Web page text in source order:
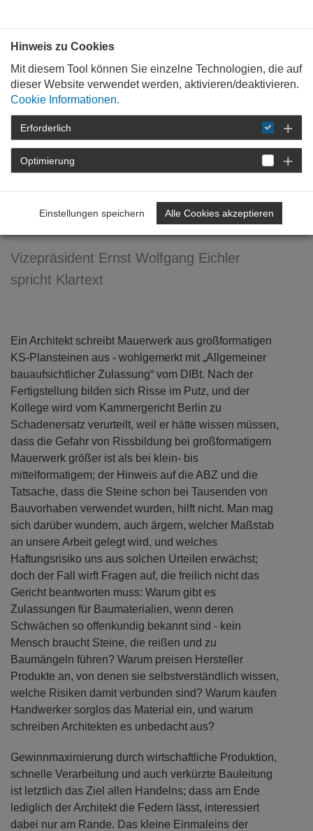
STARTSEITE DETAIL
Werbung? ... ab in die
Tonne!
Vizepräsident Ernst Wolfgang Eichler
spricht Klartext
Ein Architekt schreibt Mauerwerk aus großformatigen
KS-Plansteinen aus - wohlgemerkt mit „Allgemeiner
bauaufsichtlicher Zulassung“ vom DIBt. Nach der
Fertigstellung bilden sich Risse im Putz, und der
Kollege wird vom Kammergericht Berlin zu
Schadenersatz verurteilt, weil er hätte wissen müssen,
dass die Gefahr von Rissbildung bei großformatigem
Mauerwerk größer ist als bei klein- bis
mittelformatigem; der Hinweis auf die ABZ und die
Tatsache, dass die Steine schon bei Tausenden von
Bauvorhaben verwendet wurden, hilft nicht. Man mag
sich darüber wundern, auch ärgern, welcher Maßstab
an unsere Arbeit gelegt wird, und welches
Haftungsrisiko uns aus solchen Urteilen erwächst;
doch der Fall wirft Fragen auf, die freilich nicht das
Gericht beantworten muss: Warum gibt es
Zulassungen für Baumaterialien, wenn deren
Schwächen so offenkundig bekannt sind - kein
Mensch braucht Steine, die reißen und zu
Baumängeln führen? Warum preisen Hersteller
Produkte an, von denen sie selbstverständlich wissen,
welche Risiken damit verbunden sind? Warum kaufen
Handwerker sorglos das Material ein, und warum
schreiben Architekten es unbedacht aus?
Gewinnmaximierung durch wirtschaftliche Produktion,
schnelle Verarbeitung und auch verkürzte Bauleitung
ist letztlich das Ziel allen Handelns; dass am Ende
lediglich der Architekt die Federn lässt, interessiert
dabei nur am Rande. Das kleine Einmaleins der
Hinweis zu Cookies
Mit diesem Tool können Sie einzelne Technologien, die auf
dieser Website verwendet werden, aktivieren/deaktivieren.
Cookie Informationen.
Erforderlich
Optimierung
Einstellungen speichern Alle Cookies akzeptieren